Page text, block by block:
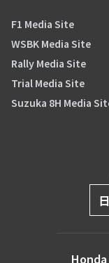
F1 Media Site
WSBK Media Site
Rally Media Site
Trial Media Site
Suzuka 8H Media